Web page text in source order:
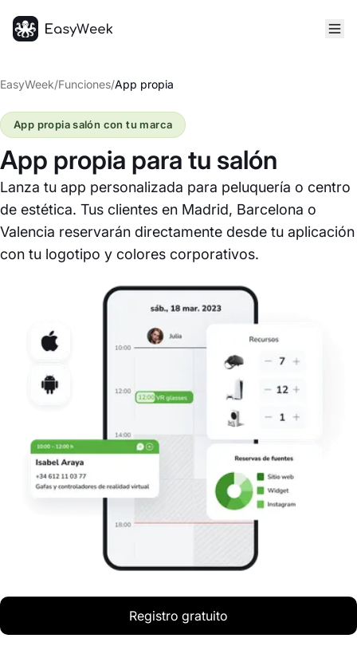
EasyWeek/Funciones/App propia
App propia para tu salón
Lanza tu app personalizada para peluquería o centro
de estética. Tus clientes en Madrid, Barcelona o
Valencia reservarán directamente desde tu aplicación
con tu logotipo y colores corporativos.
App propia salón con tu marca
Registro gratuito